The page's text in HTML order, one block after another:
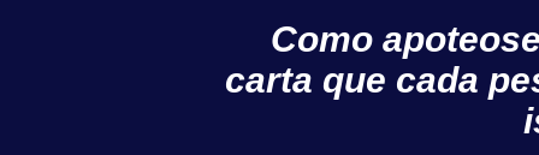
Como
carta que cada